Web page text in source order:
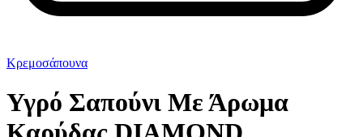
Κρεμοσάπουνα
Υγρό Σαπούνι Με Άρωμα